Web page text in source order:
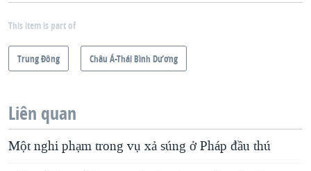
This item is part of
Trung Ðông Châu Á-Thái Bình Dương
Liên quan
Một nghi phạm trong vụ xả súng ở Pháp đầu thú